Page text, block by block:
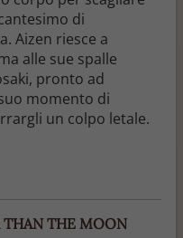
di
Aizen riesce a
alle sue spalle
pronto ad
momento di
un colpo letale.
THAN THE MOON